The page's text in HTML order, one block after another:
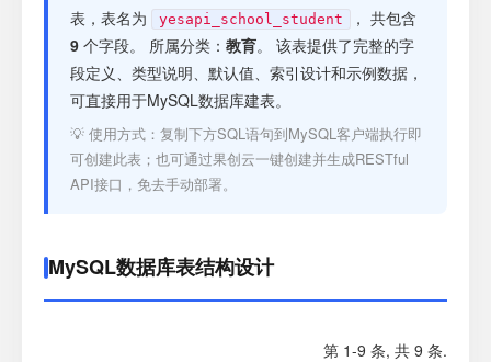
接口测试
表，表名为
yesapi_school_student
， 共包含
9 个字段。 所属分类： 教育。 该表提供了完整的字
段定义、类型说明、默认值、索引设计和示例数据，
可直接用于MySQL数据库建表。
💡 使用方式：复制下方SQL语句到MySQL客户端执行即
可创建此表；也可通过果创云一键创建并生成RESTful
API接口，免去手动部署。
MySQL数据库表结构设计
第 1-9 条, 共 9 条.